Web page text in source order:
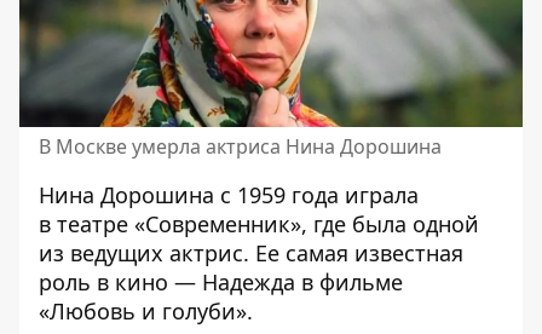
В Москве умерла актриса Нина Дорошина
Нина Дорошина с 1959 года играла
в театре «Современник», где была одной
из ведущих актрис. Ее самая известная
роль в кино — Надежда в фильме
«Любовь и голуби».